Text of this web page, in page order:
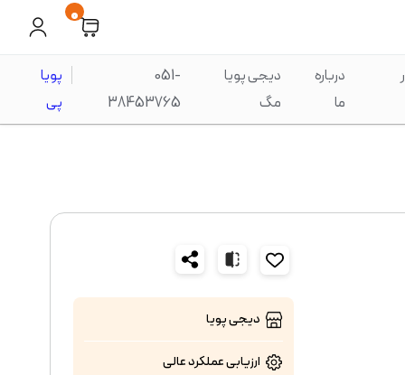
0
درباره
ما
دیجی پویا
مگ
051-
38453765
پویا
پی
دیجی پویا
ارزیابی عملکردعالی